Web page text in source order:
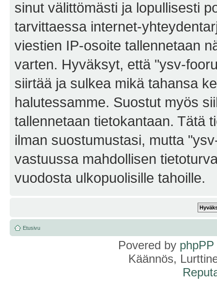
sinut välittömästi ja lopullisesti
tarvittaessa internet-
viestien IP-osoite tallennetaan
varten. Hyväksyt, että "ysv-
siirtää ja sulkea mikä tahansa
halutessamme. Suostut myös
tallennetaan tietokantaan. Tätä
ilman suostumustasi, mutta
vastuussa mahdollisen
vuodosta ulkopuolisille tahoille.
Etusivu
Povered by phpPP
Käännös,